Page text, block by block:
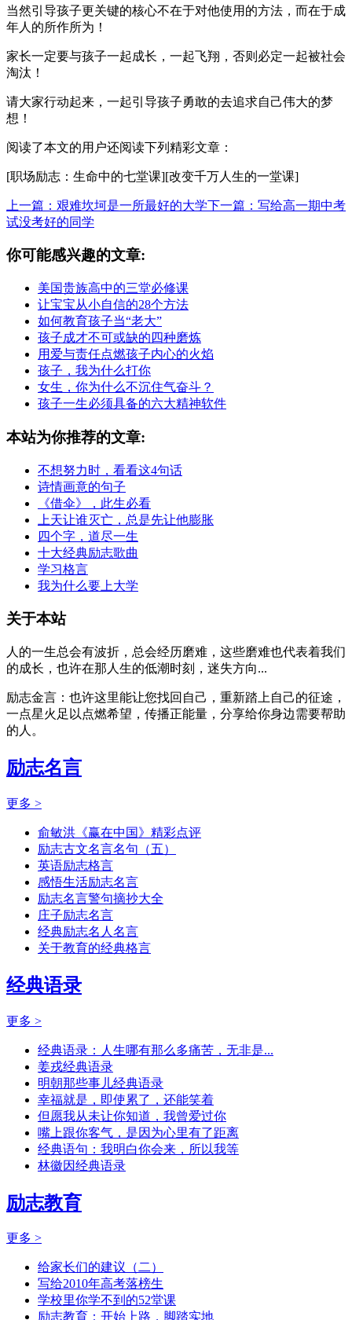
当然引导孩子更关键的核心不在于对他使用的方法，而在于成
年人的所作所为！
家长一定要与孩子一起成长，一起飞翔，否则必定一起被社会
淘汰！
请大家行动起来，一起引导孩子勇敢的去追求自己伟大的梦
想！
阅读了本文的用户还阅读下列精彩文章：
[职场励志：生命中的七堂课][改变千万人生的一堂课]
上一篇：艰难坎坷是一所最好的大学下一篇：写给高一期中考
试没考好的同学
你可能感兴趣的文章:
美国贵族高中的三堂必修课
让宝宝从小自信的28个方法
如何教育孩子当“老大”
孩子成才不可或缺的四种磨炼
用爱与责任点燃孩子内心的火焰
孩子，我为什么打你
女生，你为什么不沉住气奋斗？
孩子一生必须具备的六大精神软件
本站为你推荐的文章:
不想努力时，看看这4句话
诗情画意的句子
《借伞》，此生必看
上天让谁灭亡，总是先让他膨胀
四个字，道尽一生
十大经典励志歌曲
学习格言
我为什么要上大学
关于本站
人的一生总会有波折，总会经历磨难，这些磨难也代表着我们
的成长，也许在那人生的低潮时刻，迷失方向...
励志金言：也许这里能让您找回自己，重新踏上自己的征途，
一点星火足以点燃希望，传播正能量，分享给你身边需要帮助
的人。
励志名言
更多 >
俞敏洪《赢在中国》精彩点评
励志古文名言名句（五）
英语励志格言
感悟生活励志名言
励志名言警句摘抄大全
庄子励志名言
经典励志名人名言
关于教育的经典格言
经典语录
更多 >
经典语录：人生哪有那么多痛苦，无非是...
姜戎经典语录
明朝那些事儿经典语录
幸福就是，即使累了，还能笑着
但愿我从未让你知道，我曾爱过你
嘴上跟你客气，是因为心里有了距离
经典语句：我明白你会来，所以我等
林徽因经典语录
励志教育
更多 >
给家长们的建议（二）
写给2010年高考落榜生
学校里你学不到的52堂课
励志教育：开始上路，脚踏实地